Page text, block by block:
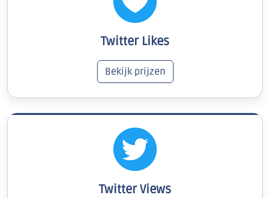
Twitter Likes
Bekijk prijzen
Twitter Views